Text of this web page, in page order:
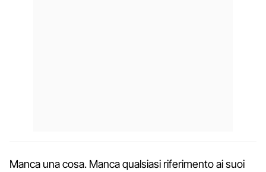
Manca una cosa. Manca qualsiasi riferimento ai suoi